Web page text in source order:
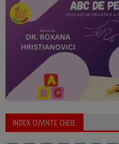
INDEX CUVINTE CHEIE